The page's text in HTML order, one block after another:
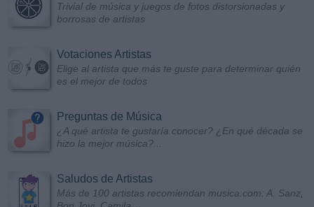
Trivial de música y juegos de fotos distorsionadas y
borrosas de artistas
Votaciones Artistas
Elige al artista que más te guste para determinar quién
es el mejor de todos
Preguntas de Música
¿A qué artista te gustaría conocer? ¿En qué década se
hizo la mejor música?...
Saludos de Artistas
Más de 100 artistas recomiendan musica.com: A. Sanz,